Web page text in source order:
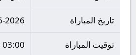
تاريخ المباراة 2026
توقيت المباراة 03:00 Time